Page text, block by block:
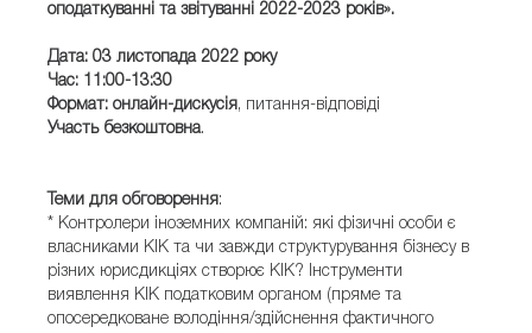
оподаткуванні та звітуванні 2022-2023 років».
Дата: 03 листопада 2022 року
Час: 11:00-13:30
Формат: онлайн-дискусія, питання-відповіді
Участь безкоштовна.
Теми для обговорення:
* Контролери іноземних компаній: які фізичні особи є
власниками КІК та чи завжди структурування бізнесу в
різних юрисдикціях створює КІК? Інструменти
виявлення КІК податковим органом (пряме та
опосередковане володіння/здійснення фактичного